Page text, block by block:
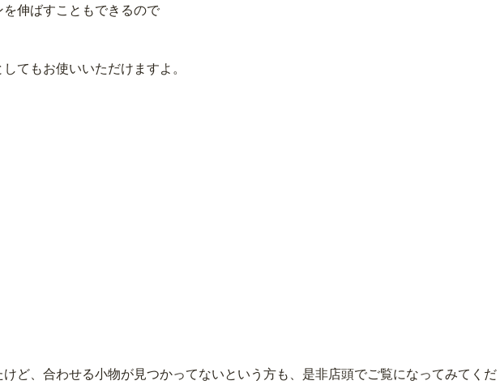
を伸ばすこともできるので
てもお使いいただけますよ。
けど、合わせる小物が見つかってないという方も、是非店頭でご覧になってみてくだ